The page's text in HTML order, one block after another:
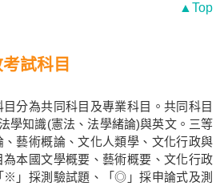
▲Top
試科目
分為共同科目及專業科目。共同科目
學知識(憲法、法學緒論)與英文。三等
藝術概論、文化人類學、文化行政與
本國文學概要、藝術概要、文化行政
※」採測驗試題、「◎」採申論式及測